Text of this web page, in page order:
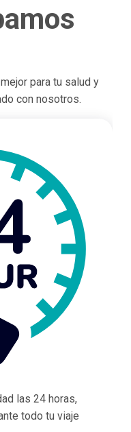
para tu salud y
con nosotros.
las 24 horas,
todo tu viaje